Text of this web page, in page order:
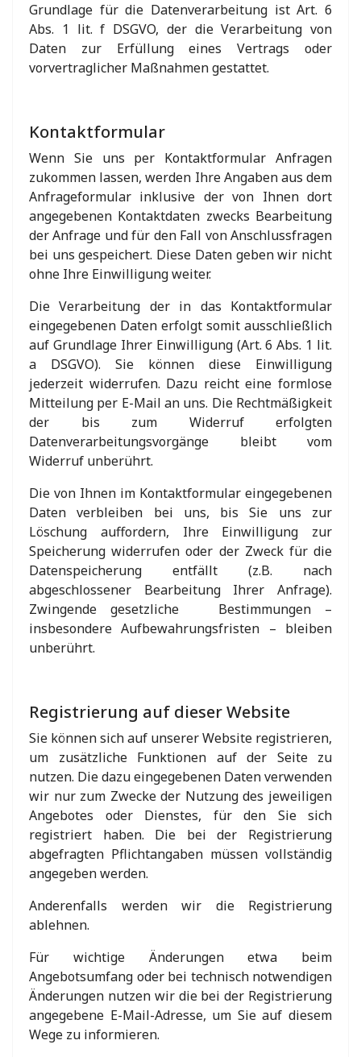
Grundlage für die Datenverarbeitung ist Art. 6
Abs. 1 lit. f DSGVO, der die Verarbeitung von
Daten zur Erfüllung eines Vertrags oder
vorvertraglicher Maßnahmen gestattet.
Kontaktformular
Wenn Sie uns per Kontaktformular Anfragen
zukommen lassen, werden Ihre Angaben aus dem
Anfrageformular inklusive der von Ihnen dort
angegebenen Kontaktdaten zwecks Bearbeitung
der Anfrage und für den Fall von Anschlussfragen
bei uns gespeichert. Diese Daten geben wir nicht
ohne Ihre Einwilligung weiter.
Die Verarbeitung der in das Kontaktformular
eingegebenen Daten erfolgt somit ausschließlich
auf Grundlage Ihrer Einwilligung (Art. 6 Abs. 1 lit.
a DSGVO). Sie können diese Einwilligung
jederzeit widerrufen. Dazu reicht eine formlose
Mitteilung per E-Mail an uns. Die Rechtmäßigkeit
der bis zum Widerruf erfolgten
Datenverarbeitungsvorgänge bleibt vom
Widerruf unberührt.
Die von Ihnen im Kontaktformular eingegebenen
Daten verbleiben bei uns, bis Sie uns zur
Löschung auffordern, Ihre Einwilligung zur
Speicherung widerrufen oder der Zweck für die
Datenspeicherung entfällt (z.B. nach
abgeschlossener Bearbeitung Ihrer Anfrage).
Zwingende gesetzliche Bestimmungen –
insbesondere Aufbewahrungsfristen – bleiben
unberührt.
Registrierung auf dieser Website
Sie können sich auf unserer Website registrieren,
um zusätzliche Funktionen auf der Seite zu
nutzen. Die dazu eingegebenen Daten verwenden
wir nur zum Zwecke der Nutzung des jeweiligen
Angebotes oder Dienstes, für den Sie sich
registriert haben. Die bei der Registrierung
abgefragten Pflichtangaben müssen vollständig
angegeben werden.
Anderenfalls werden wir die Registrierung
ablehnen.
Für wichtige Änderungen etwa beim
Angebotsumfang oder bei technisch notwendigen
Änderungen nutzen wir die bei der Registrierung
angegebene E-Mail-Adresse, um Sie auf diesem
Wege zu informieren.